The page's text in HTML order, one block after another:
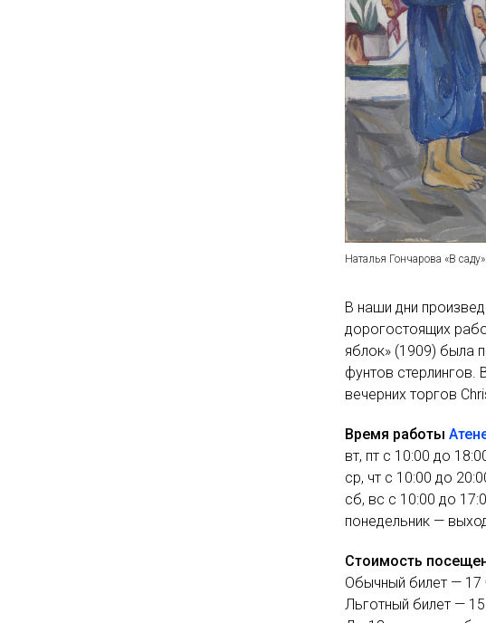
Наталья Гончарова «В
В наши дни
дорогостоящих
яблок» (1909) была
фунтов стерлингов.
вечерних торгов
Время работы
вт, пт с 10:00 до
ср, чт с 10:00 до
сб, вс с 10:00 до
понедельник —
Стоимость
Обычный билет — 17
Льготный билет —